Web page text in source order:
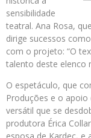
sensibilidade
teatral. Ana Rosa,
dirige sucessos como
com o projeto: “O
talento deste elenco
O espetáculo, que
Produções e o
versátil que se
produtora Érica